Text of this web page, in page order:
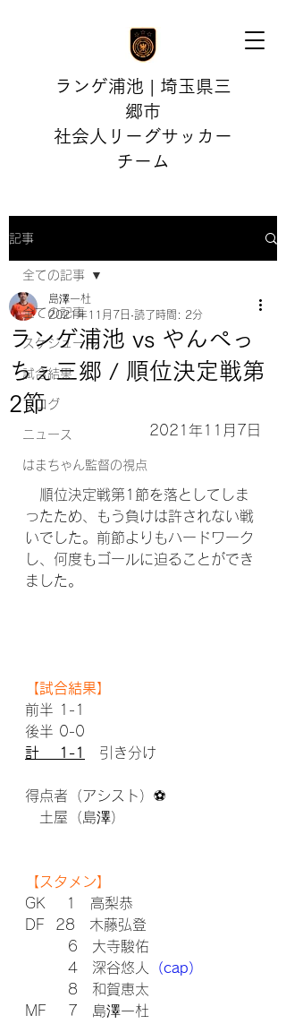
ランゲ浦池 | 埼玉県三
郷市
社会人リーグサッカー
チーム
記事
全ての記事
スケジュール
試合結果
ブログ
ニュース
はまちゃん監督の視点
全ての記事
ランゲ浦池 vs やんぺっ
ちぇ三郷 / 順位決定戦第
2節
島澤一杜
2021年11月7日 読了時間: 2分
2021年11月7日
順位決定戦第1節を落としてしま
ったため、もう負けは許されない戦
いでした。前節よりもハードワーク
し、何度もゴールに迫ることができ
ました。
【試合結果】
前半 1-1
後半 0-0
計　 1-1
引き分け
得点者（アシスト）⚽
土屋（島澤）
【スタメン】
GK    1　高梨恭
DF  28　木藤弘登
        6　大寺駿佑
        4　深谷悠人
（cap）
        8　和賀恵太
MF    7　島澤一杜